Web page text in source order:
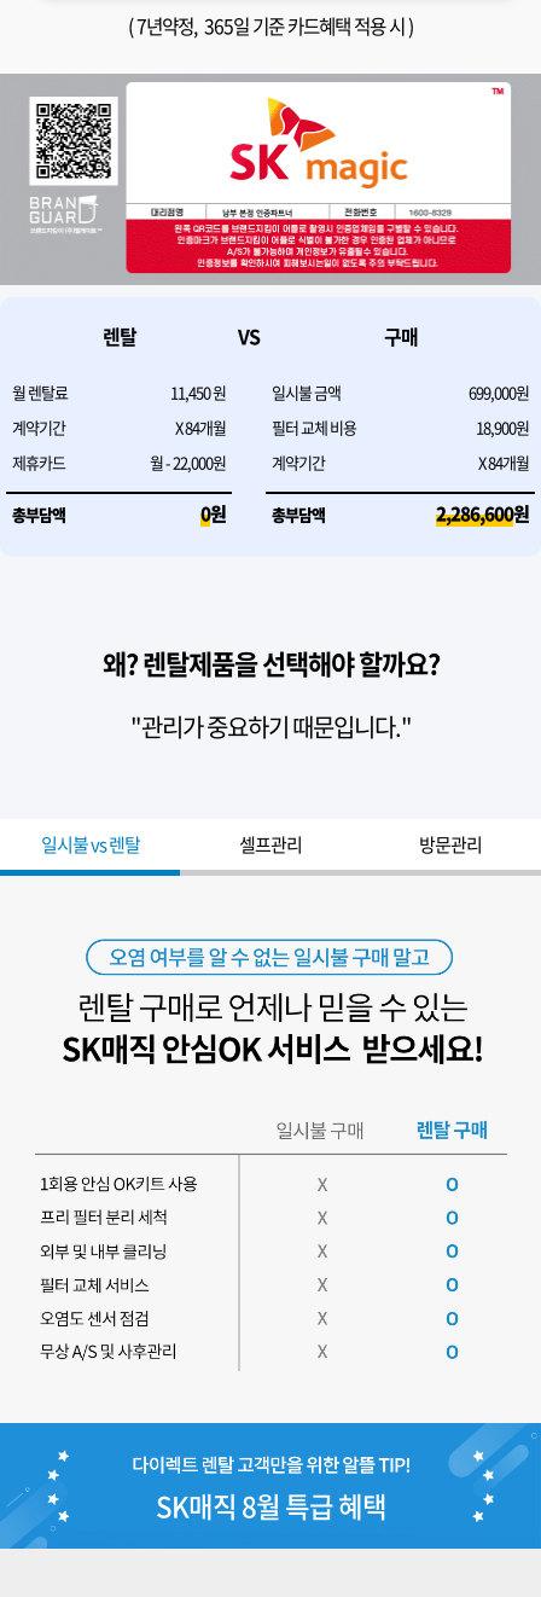
(7년약정, 365일 기준 카드혜택 적용 시 )
렌탈 VS 구매
월 렌탈료 11,450원 일시불 금액
699,000원
계약기간
X84개월 필터 교체 비용
18,900원
제휴카드
월 - 22,000원 계약기간 X84개월
총부담액 0원 총부담액 2,286,600원
왜? 렌탈제품을 선택해야 할까요?
"관리가 중요하기 때문입니다."
일시불 vs 렌탈 셀프관리 방문관리
SK매직 8월 특급 혜택